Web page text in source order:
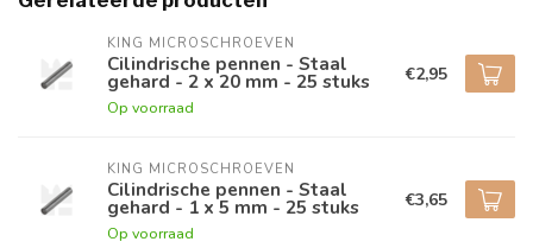
KING MICROSCHROEVEN
Cilindrische pennen - Staal
gehard - 2 x 20 mm - 25 stuks
Op voorraad
€2,95
KING MICROSCHROEVEN
Cilindrische pennen - Staal
gehard - 1 x 5 mm - 25 stuks
Op voorraad
€3,65